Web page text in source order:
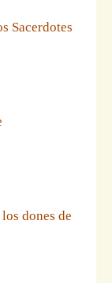
Sacerdotes
dones de